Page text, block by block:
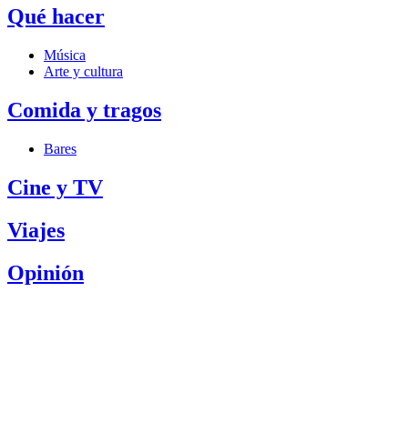
Qué hacer
Música
Arte y cultura
Comida y tragos
Bares
Cine y TV
Viajes
Opinión